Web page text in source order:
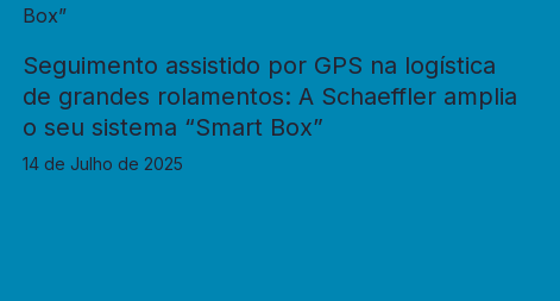
Seguimento assistido por GPS na logística
de grandes rolamentos: A Schaeffler amplia
o seu sistema “Smart Box”
14 de Julho de 2025